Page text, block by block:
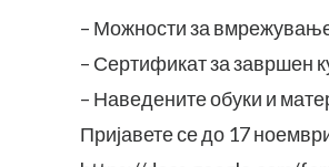
– Можности за
– Сертификат за завршен
– Наведените обуки и
Пријавете се до 17